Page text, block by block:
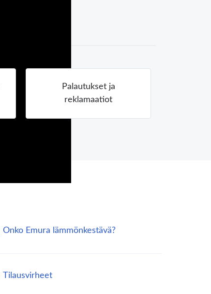
Palautukset ja
reklamaatiot
Onko Emura lämmönkestävä?
Tilausvirheet